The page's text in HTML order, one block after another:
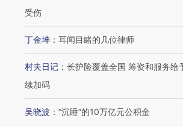
受伤
丁金坤 ： 耳闻目睹的几位律师
村夫日记 ： 长护险覆盖全国 筹资和服务给
续加码
吴晓波 ： “沉睡”的10万亿元公积金